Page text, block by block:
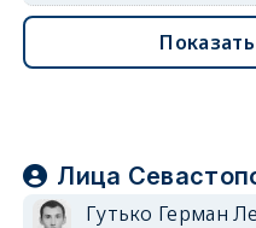
Лица
Гутько Герман